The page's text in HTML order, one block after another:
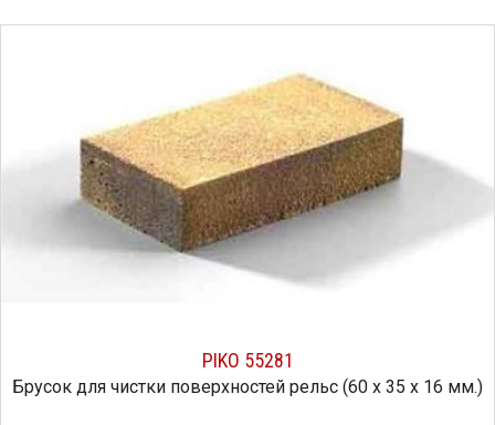
PIKO 55281
Брусок для чистки поверхностей рельс (60 х 35 х 16 мм.)